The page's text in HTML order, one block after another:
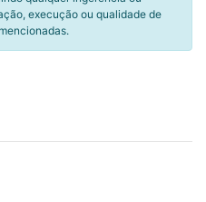
execução ou qualidade de